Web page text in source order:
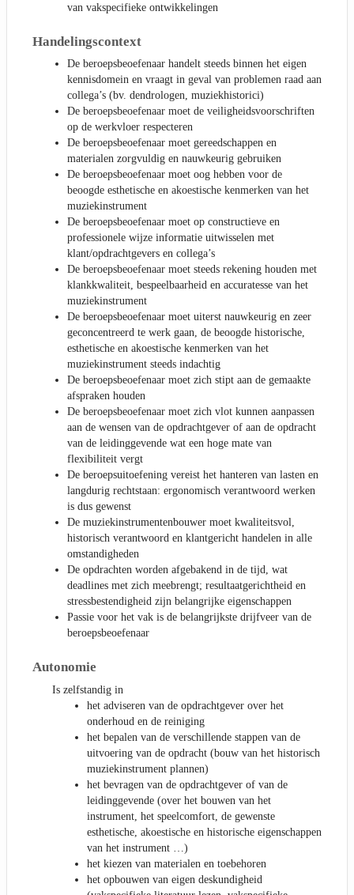
van vakspecifieke ontwikkelingen
Handelingscontext
De beroepsbeoefenaar handelt steeds binnen het eigen
kennisdomein en vraagt in geval van problemen raad aan
collega’s (bv. dendrologen, muziekhistorici)
De beroepsbeoefenaar moet de veiligheidsvoorschriften
op de werkvloer respecteren
De beroepsbeoefenaar moet gereedschappen en
materialen zorgvuldig en nauwkeurig gebruiken
De beroepsbeoefenaar moet oog hebben voor de
beoogde esthetische en akoestische kenmerken van het
muziekinstrument
De beroepsbeoefenaar moet op constructieve en
professionele wijze informatie uitwisselen met
klant/opdrachtgevers en collega’s
De beroepsbeoefenaar moet steeds rekening houden met
klankkwaliteit, bespeelbaarheid en accuratesse van het
muziekinstrument
De beroepsbeoefenaar moet uiterst nauwkeurig en zeer
geconcentreerd te werk gaan, de beoogde historische,
esthetische en akoestische kenmerken van het
muziekinstrument steeds indachtig
De beroepsbeoefenaar moet zich stipt aan de gemaakte
afspraken houden
De beroepsbeoefenaar moet zich vlot kunnen aanpassen
aan de wensen van de opdrachtgever of aan de opdracht
van de leidinggevende wat een hoge mate van
flexibiliteit vergt
De beroepsuitoefening vereist het hanteren van lasten en
langdurig rechtstaan: ergonomisch verantwoord werken
is dus gewenst
De muziekinstrumentenbouwer moet kwaliteitsvol,
historisch verantwoord en klantgericht handelen in alle
omstandigheden
De opdrachten worden afgebakend in de tijd, wat
deadlines met zich meebrengt; resultaatgerichtheid en
stressbestendigheid zijn belangrijke eigenschappen
Passie voor het vak is de belangrijkste drijfveer van de
beroepsbeoefenaar
Autonomie
Is zelfstandig in
het adviseren van de opdrachtgever over het
onderhoud en de reiniging
het bepalen van de verschillende stappen van de
uitvoering van de opdracht (bouw van het historisch
muziekinstrument plannen)
het bevragen van de opdrachtgever of van de
leidinggevende (over het bouwen van het
instrument, het speelcomfort, de gewenste
esthetische, akoestische en historische eigenschappen
van het instrument …)
het kiezen van materialen en toebehoren
het opbouwen van eigen deskundigheid